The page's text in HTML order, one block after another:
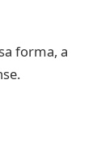
forma, a